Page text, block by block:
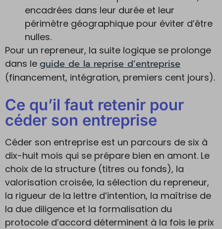
encadrées dans leur durée et leur
périmètre géographique pour éviter d’être
nulles.
Pour un repreneur, la suite logique se prolonge
dans le guide de la reprise d’entreprise
(financement, intégration, premiers cent jours).
Ce qu’il faut retenir pour
céder son entreprise
Céder son entreprise est un parcours de six à
dix-huit mois qui se prépare bien en amont. Le
choix de la structure (titres ou fonds), la
valorisation croisée, la sélection du repreneur,
la rigueur de la lettre d’intention, la maîtrise de
la due diligence et la formalisation du
protocole d’accord déterminent à la fois le prix